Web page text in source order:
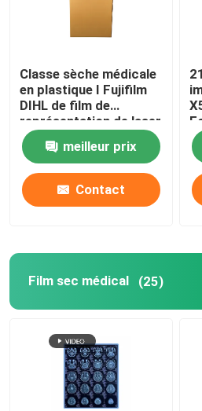
Classe sèche médicale
en plastique I Fujifilm
DIHL de film de
représentation de laser
meilleur prix
Contact
Film sec médical (25)